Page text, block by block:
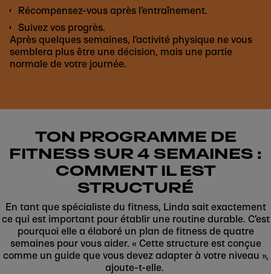
Récompensez-vous après l’entraînement.
Suivez vos progrès.
Après quelques semaines, l’activité physique ne vous
semblera plus être une décision, mais une partie
normale de votre journée.
TON PROGRAMME DE
FITNESS SUR 4 SEMAINES :
COMMENT IL EST
STRUCTURÉ
En tant que spécialiste du fitness, Linda sait exactement
ce qui est important pour établir une routine durable. C’est
pourquoi elle a élaboré un plan de fitness de quatre
semaines pour vous aider. « Cette structure est conçue
comme un guide que vous devez adapter à votre niveau »,
ajoute-t-elle.